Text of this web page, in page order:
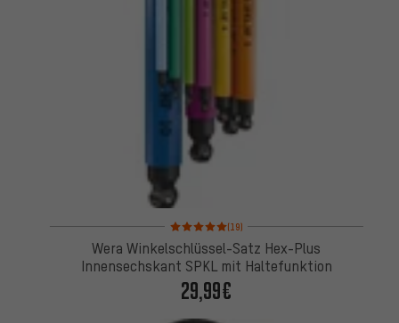
Bewertungen: 5 von 5 basierend auf 19
(19)
Wera Winkelschlüssel-Satz Hex-Plus
Innensechskant SPKL mit Haltefunktion
29,99€